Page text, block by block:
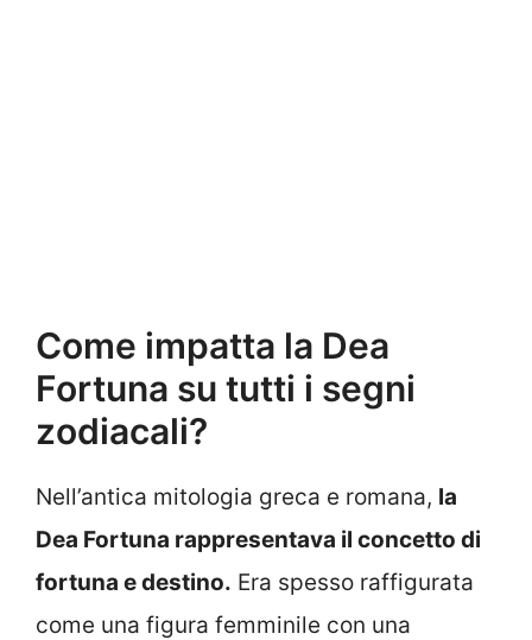
Come impatta la Dea
Fortuna su tutti i segni
zodiacali?
Nell’antica mitologia greca e romana, la
Dea Fortuna rappresentava il concetto di
fortuna e destino. Era spesso raffigurata
come una figura femminile con una